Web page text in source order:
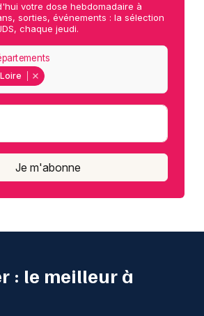
votre dose hebdomadaire à
sorties, événements : la sélection
chaque jeudi.
Je m'abonne
: le meilleur à